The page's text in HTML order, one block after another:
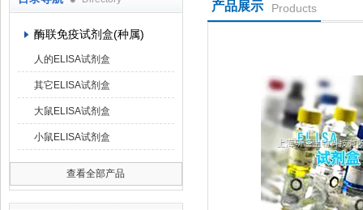
酶联免疫试剂盒(种属)
人的ELISA试剂盒
其它ELISA试剂盒
大鼠ELISA试剂盒
小鼠ELISA试剂盒
查看全部产品
产品展示 Products